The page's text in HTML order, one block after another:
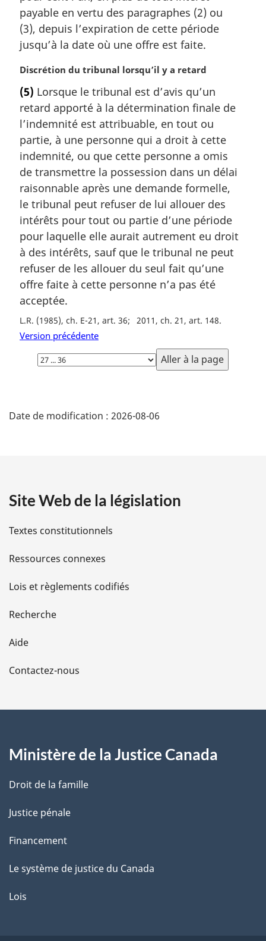
a
l
e
:
payable en vertu des paragraphes (2) ou
(3), depuis l’expiration de cette période
jusqu’à la date où une offre est faite.
N
t
e
m
a
r
g
i
n
a
l
e
:
Discrétion du tribunal lorsqu’il y a retard
(5) Lorsque le tribunal est d’avis qu’un
retard apporté à la détermination finale de
l’indemnité est attribuable, en tout ou
partie, à une personne qui a droit à cette
indemnité, ou que cette personne a omis
de transmettre la possession dans un délai
raisonnable après une demande formelle,
le tribunal peut refuser de lui allouer des
intérêts pour tout ou partie d’une période
pour laquelle elle aurait autrement eu droit
à des intérêts, sauf que le tribunal ne peut
refuser de les allouer du seul fait qu’une
offre faite à cette personne n’a pas été
acceptée.
L.R. (1985), ch. E-21, art. 36 2011, ch. 21, art. 148
Version précédente
Choisissez
la
é
i
l
s
d
e
l
a
e
Date de modification : 2026-08-06
Site Web de la législation
Textes constitutionnels
Ressources connexes
Lois et règlements codifiés
Recherche
Aide
Contactez-nous
Ministère de la Justice Canada
Droit de la famille
Justice pénale
Financement
Le système de justice du Canada
Lois